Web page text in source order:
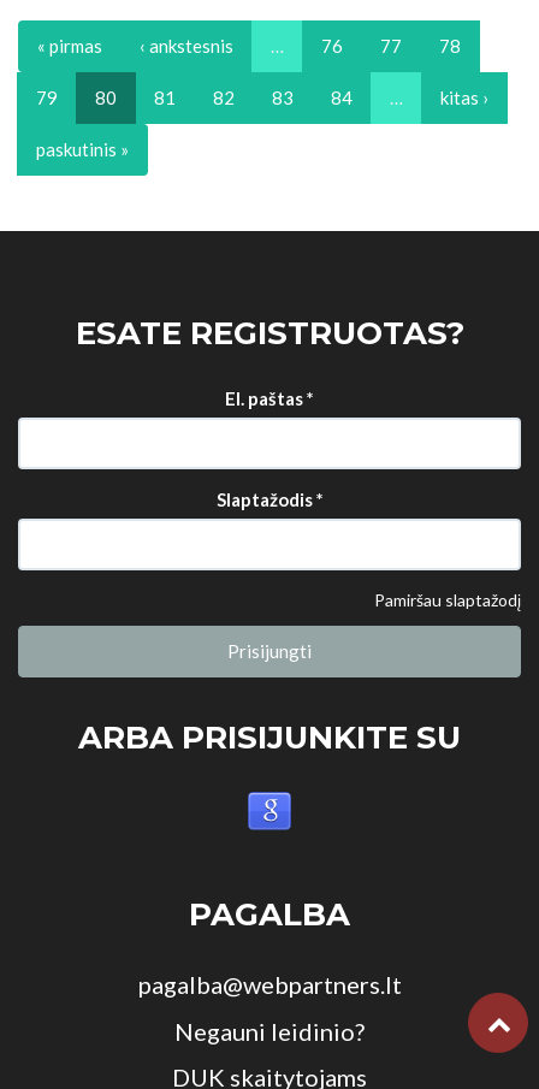
« pirmas ‹ ankstesnis 76 77 78
79 80 81 82 83 84 kitas ›
paskutinis »
ESATE REGISTRUOTAS?
El. paštas*
Slaptažodis*
Pamiršau slaptažodį
Prisijungti
ARBA PRISIJUNKITE SU
PAGALBA
pagalba@webpartners.lt
Negauni leidinio?
DUK skaitytojams